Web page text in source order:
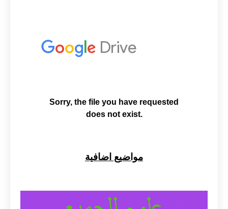
مواضيع اضافية